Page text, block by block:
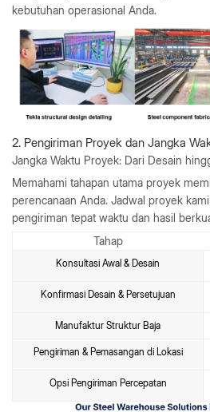
kebutuhan operasional Anda.
2. Pengiriman Proyek dan Jangka
Jangka Waktu Proyek: Dari Desain
Memahami tahapan utama proyek
perencanaan Anda. Jadwal proyek
pengiriman tepat waktu dan hasil
Tahap
Konsultasi Awal & Desain
Konfirmasi Desain & Persetujuan
Manufaktur Struktur Baja
Pengiriman & Pemasangan di Lokasi
Opsi Pengiriman Percepatan